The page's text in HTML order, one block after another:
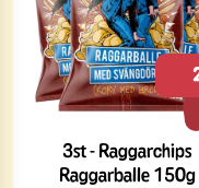
3st - Raggarchips
Raggarballe 150g